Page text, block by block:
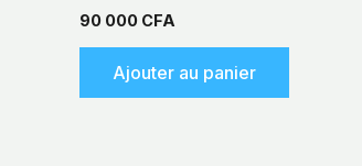
90 000 CFA
Ajouter au panier